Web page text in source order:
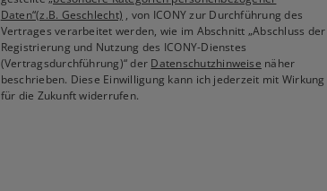
Daten“(z.B. Geschlecht) , von ICONY zur Durchführung des
Vertrages verarbeitet werden, wie im Abschnitt „Abschluss der
Registrierung und Nutzung des ICONY-Dienstes
(Vertragsdurchführung)“ der Datenschutzhinweise näher
beschrieben. Diese Einwilligung kann ich jederzeit mit Wirkung
für die Zukunft widerrufen.